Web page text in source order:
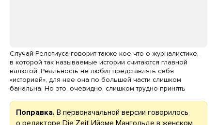
Случай Релотиуса говорит также кое-что о журналистике,
в которой так называемые истории считаются главной
валютой. Реальность не любит представлять себя
«историей», для нее она по большей части слишком
банальна. Но это, очевидно, слишком трудно принять
Поправка. В первоначальной версии говорилось
о редакторе Die Zeit Ийоме Мангольде в женском